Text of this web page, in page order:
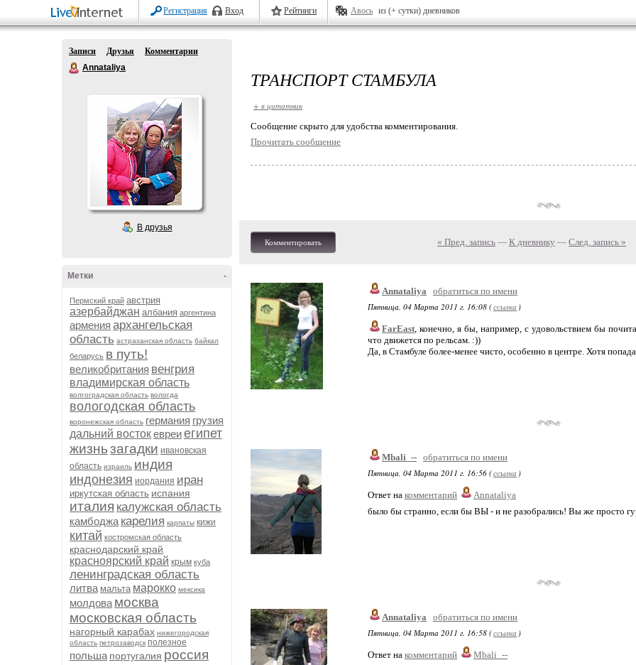
Регистрация Вход Рейтинги Авось из (+ сутки) дневников
Записи Друзья
Комментарии
Annataliya
В друзья
-
Метки
Пермский край австрия
азербайджан албания аргентина
армения архангельская
область астраханская область байкал
беларусь в путь!
великобритания венгрия
владимирская область
волгоградская область вологда
вологодская область
воронежская область германия грузия
дальний востокевреиегипет
жизньзагадки ивановская
область израиль индия
индонезия иордания иран
иркутская область испания
италия калужская область
камбоджа карелия карпаты кижи
китай костромская область
краснодарский край
красноярский край крым куба
ленинградская область
литва мальта марокко мексика
молдова москва
московская область
нагорный карабах нижегородская
область петрозаводск полезное
польша португалия россия
ТРАНСПОРТ СТАМБУЛА
+ в цитатник
Cообщение скрыто для удобства комментирования.
Прочитать сообщение
Комментировать « Пред. запись — К дневнику — След. запись »
Annataliya
обратиться по имени
Пятница, 04 Марта 2011 г. 16:08 (ссылка )
FarEast, конечно, я бы, например, с удовольствием бы
что движется по рельсам. :))
Да, в Стамбуле более-менее чисто, особенно в центре. Хотя
Mbali_-- обратиться по имени
Пятница, 04 Марта 2011 г. 16:56 (ссылка )
Ответ на комментарий
Annataliya
было бы странно, если бы ВЫ - и не разобрались! Вы же просто
Annataliya
обратиться по имени
Пятница, 04 Марта 2011 г. 16:58 (ссылка )
Ответ на комментарий
Mbali_--